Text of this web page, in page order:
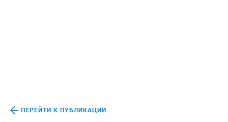
ПЕРЕЙТИ К ПУБЛИКАЦИИ